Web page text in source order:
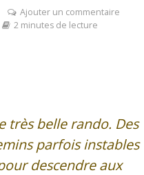
Ajouter un commentaire
2 minutes de lecture
très belle rando. Des
parfois instables
descendre aux